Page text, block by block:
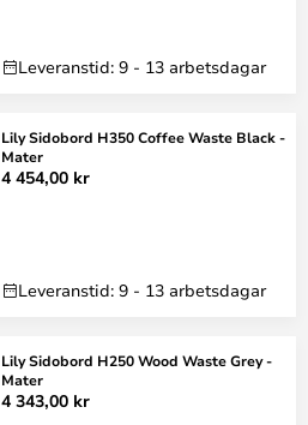
Leveranstid: 9 - 13 arbetsdagar
Lily Sidobord H350 Coffee Waste Black -
Mater
4 454,00 kr
Leveranstid: 9 - 13 arbetsdagar
Lily Sidobord H250 Wood Waste Grey -
Mater
4 343,00 kr